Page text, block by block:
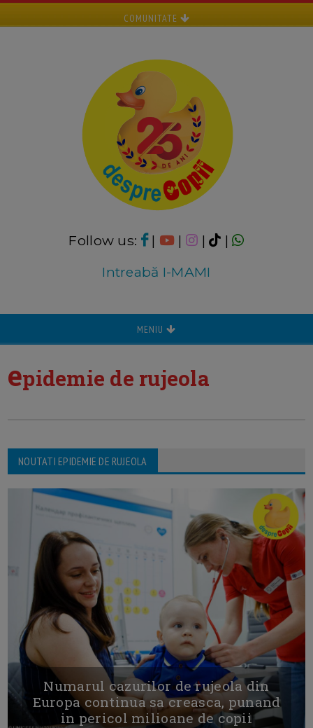
COMUNITATE
Follow us: | | |
|
Intreabă I-MAMI
MENIU
epidemie de rujeola
NOUTATI EPIDEMIE DE RUJEOLA
Numarul cazurilor de rujeola din
Europa continua sa creasca, punand
in pericol milioane de copii